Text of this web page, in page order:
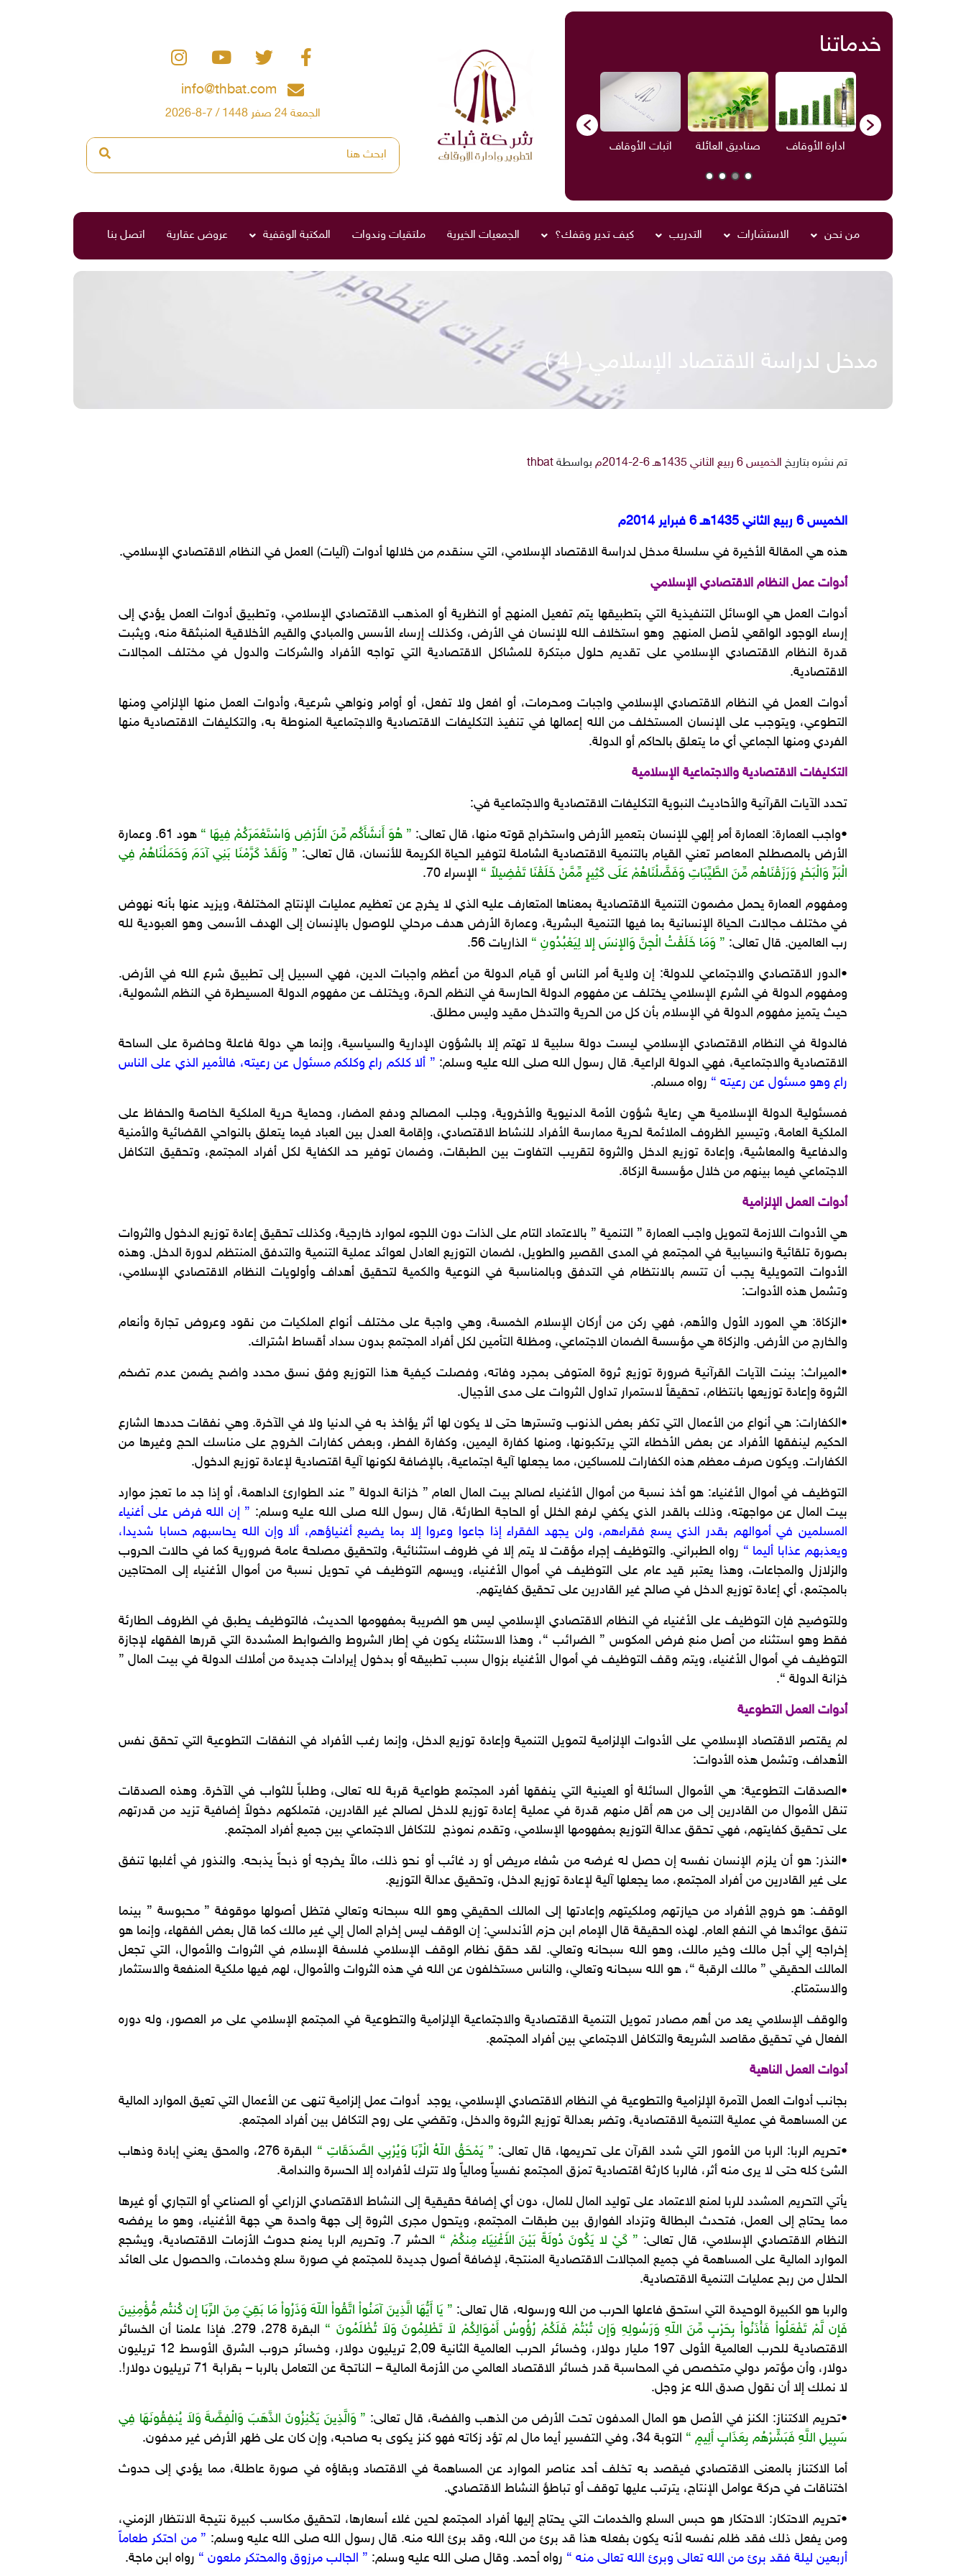
خدماتنا
ادارة الأوقاف صناديق العائلة اثبات الأوقاف الاستشارات ادارة الأوقاف صناديق العائلة
info@thbat.com
الجمعة 24 صفر 1448 / 7-8-2026
من نحن الاستشارات التدريب كيف تدير وقفك؟ الجمعيات الخيرية ملتقيات وندوات المكتبة الوقفية عروض عقارية اتصل بنا
مدخل لدراسة الاقتصاد الإسلامي ( 4 )
تم نشره بتاريخ الخميس 6 ربيع الثاني 1435هـ 6-2-2014م بواسطة thbat
الخميس 6 ربيع الثاني 1435هـ 6 فبراير 2014م
هذه هي المقالة الأخيرة في سلسلة مدخل لدراسة الاقتصاد الإسلامي، التي سنقدم من خلالها أدوات (آليات) العمل في النظام الاقتصادي الإسلامي.
أدوات عمل النظام الاقتصادي الإسلامي
أدوات العمل هي الوسائل التنفيذية التي بتطبيقها يتم تفعيل المنهج أو النظرية أو المذهب الاقتصادي الإسلامي، وتطبيق أدوات العمل يؤدي إلى
إرساء الوجود الواقعي لأصل المنهج وهو استخلاف الله للإنسان في الأرض، وكذلك إرساء الأسس والمبادي والقيم الأخلاقية المنبثقة منه، ويثبت
قدرة النظام الاقتصادي الإسلامي على تقديم حلول مبتكرة للمشاكل الاقتصادية التي تواجه الأفراد والشركات والدول في مختلف المجالات
الاقتصادية.
أدوات العمل في النظام الاقتصادي الإسلامي واجبات ومحرمات، أو افعل ولا تفعل، أو أوامر ونواهي شرعية، وأدوات العمل منها الإلزامي ومنها
التطوعي، ويتوجب على الإنسان المستخلف من الله إعمالها في تنفيذ التكليفات الاقتصادية والاجتماعية المنوطة به، والتكليفات الاقتصادية منها
الفردي ومنها الجماعي أي ما يتعلق بالحاكم أو الدولة.
التكليفات الاقتصادية والاجتماعية الإسلامية
تحدد الآيات القرآنية والأحاديث النبوية التكليفات الاقتصادية والاجتماعية في:
•واجب العمارة: العمارة أمر إلهي للإنسان بتعمير الأرض واستخراج قوته منها، قال تعالى: ” هُوَ أَنشَأَكُم مِّنَ الأَرْضِ وَاسْتَعْمَرَكُمْ فِيهَا “
هود 61. وعمارة
الأرض بالمصطلح المعاصر تعني القيام بالتنمية الاقتصادية الشاملة لتوفير الحياة الكريمة للأنسان، قال تعالى: ” وَلَقَدْ كَرَّمْنَا بَنِي آدَمَ وَحَمَلْنَاهُمْ فِي
الْبَرِّ وَالْبَحْرِ وَرَزَقْنَاهُم مِّنَ الطَّيِّبَاتِ وَفَضَّلْنَاهُمْ عَلَى كَثِيرٍ مِّمَّنْ خَلَقْنَا تَفْضِيلاً “ الإسراء 70.
ومفهوم العمارة يحمل مضمون التنمية الاقتصادية بمعناها المتعارف عليه الذي لا يخرج عن تعظيم عمليات الإنتاج المختلفة، ويزيد عنها بأنه نهوض
في مختلف مجالات الحياة الإنسانية بما فيها التنمية البشرية، وعمارة الأرض هدف مرحلي للوصول بالإنسان إلى الهدف الأسمى وهو العبودية لله
رب العالمين. قال تعالى: ” وَمَا خَلَقْتُ الْجِنَّ وَالإِنسَ إِلا لِيَعْبُدُونِ “ الذاريات 56.
•الدور الاقتصادي والاجتماعي للدولة: إن ولاية أمر الناس أو قيام الدولة من أعظم واجبات الدين، فهي السبيل إلى تطبيق شرع الله في الأرض.
ومفهوم الدولة في الشرع الإسلامي يختلف عن مفهوم الدولة الحارسة في النظم الحرة، ويختلف عن مفهوم الدولة المسيطرة في النظم الشمولية،
حيث يتميز مفهوم الدولة في الإسلام بأن كل من الحرية والتدخل مقيد وليس مطلق.
فالدولة في النظام الاقتصادي الإسلامي ليست دولة سلبية لا تهتم إلا بالشؤون الإدارية والسياسية، وإنما هي دولة فاعلة وحاضرة على الساحة
الاقتصادية والاجتماعية، فهي الدولة الراعية. قال رسول الله صلى الله عليه وسلم: ” ألا كلكم راع وكلكم مسئول عن رعيته، فالأمير الذي على الناس
راع وهو مسئول عن رعيته “ رواه مسلم.
فمسئولية الدولة الإسلامية هي رعاية شؤون الأمة الدنيوية والأخروية، وجلب المصالح ودفع المضار، وحماية حرية الملكية الخاصة والحفاظ على
الملكية العامة، وتيسير الظروف الملائمة لحرية ممارسة الأفراد للنشاط الاقتصادي، وإقامة العدل بين العباد فيما يتعلق بالنواحي القضائية والأمنية
والدفاعية والمعاشية، وإعادة توزيع الدخل والثروة لتقريب التفاوت بين الطبقات، وضمان توفير حد الكفاية لكل أفراد المجتمع، وتحقيق التكافل
الاجتماعي فيما بينهم من خلال مؤسسة الزكاة.
أدوات العمل الإلزامية
هي الأدوات اللازمة لتمويل واجب العمارة ” التنمية ” بالاعتماد التام على الذات دون اللجوء لموارد خارجية، وكذلك تحقيق إعادة توزيع الدخول والثروات
بصورة تلقائية وانسيابية في المجتمع في المدى القصير والطويل، لضمان التوزيع العادل لعوائد عملية التنمية والتدفق المنتظم لدورة الدخل. وهذه
الأدوات التمويلية يجب أن تتسم بالانتظام في التدفق وبالمناسبة في النوعية والكمية لتحقيق أهداف وأولويات النظام الاقتصادي الإسلامي،
وتشمل هذه الأدوات:
•الزكاة: هي المورد الأول والأهم، فهي ركن من أركان الإسلام الخمسة، وهي واجبة على مختلف أنواع الملكيات من نقود وعروض تجارة وأنعام
والخارج من الأرض. والزكاة هي مؤسسة الضمان الاجتماعي، ومظلة التأمين لكل أفراد المجتمع بدون سداد أقساط اشتراك.
•الميراث: بينت الآيات القرآنية ضرورة توزيع ثروة المتوفى بمجرد وفاته، وفصلت كيفية هذا التوزيع وفق نسق محدد واضح يضمن عدم تضخم
الثروة وإعادة توزيعها بانتظام، تحقيقاً لاستمرار تداول الثروات على مدى الأجيال.
•الكفارات: هي أنواع من الأعمال التي تكفر بعض الذنوب وتسترها حتى لا يكون لها أثر يؤاخذ به في الدنيا ولا في الآخرة. وهي نفقات حددها الشارع
الحكيم لينفقها الأفراد عن بعض الأخطاء التي يرتكبونها، ومنها كفارة اليمين، وكفارة الفطر، وبعض كفارات الخروج على مناسك الحج وغيرها من
الكفارات. ويكون صرف معظم هذه الكفارات للمساكين، مما يجعلها آلية اجتماعية، بالإضافة لكونها آلية اقتصادية لإعادة توزيع الدخول.
التوظيف في أموال الأغنياء: هو أخذ نسبة من أموال الأغنياء لصالح بيت المال العام ” خزانة الدولة ” عند الطوارئ الداهمة، أو إذا جد ما تعجز موارد
بيت المال عن مواجهته، وذلك بالقدر الذي يكفي لرفع الخلل أو الحاجة الطارئة، قال رسول الله صلى الله عليه وسلم: ” إن الله فرض على أغنياء
المسلمين في أموالهم بقدر الذي يسع فقراءهم، ولن يجهد الفقراء إذا جاعوا وعروا إلا بما يضيع أغنياؤهم، ألا وإن الله يحاسبهم حسابا شديدا،
ويعذبهم عذابا أليما “ رواه الطبراني. والتوظيف إجراء مؤقت لا يتم إلا في ظروف استثنائية، ولتحقيق مصلحة عامة ضرورية كما في حالات الحروب
والزلازل والمجاعات، وهذا يعتبر قيد عام على التوظيف في أموال الأغنياء، ويسهم التوظيف في تحويل نسبة من أموال الأغنياء إلى المحتاجين
بالمجتمع، أي إعادة توزيع الدخل في صالح غير القادرين على تحقيق كفايتهم.
وللتوضيح فإن التوظيف على الأغنياء في النظام الاقتصادي الإسلامي ليس هو الضريبة بمفهومها الحديث، فالتوظيف يطبق في الظروف الطارئة
فقط وهو استثناء من أصل منع فرض المكوس ” الضرائب “، وهذا الاستثناء يكون في إطار الشروط والضوابط المشددة التي قررها الفقهاء لإجازة
التوظيف في أموال الأغنياء، ويتم وقف التوظيف في أموال الأغنياء بزوال سبب تطبيقه أو بدخول إيرادات جديدة من أملاك الدولة في بيت المال ”
خزانة الدولة “.
أدوات العمل التطوعية
لم يقتصر الاقتصاد الإسلامي على الأدوات الإلزامية لتمويل التنمية وإعادة توزيع الدخل، وإنما رغب الأفراد في النفقات التطوعية التي تحقق نفس
الأهداف، وتشمل هذه الأدوات:
•الصدقات التطوعية: هي الأموال السائلة أو العينية التي ينفقها أفرد المجتمع طواعية قربة لله تعالى، وطلباً للثواب في الآخرة. وهذه الصدقات
تنقل الأموال من القادرين إلى من هم أقل منهم قدرة في عملية إعادة توزيع للدخل لصالح غير القادرين، فتملكهم دخولاً إضافية تزيد من قدرتهم
على تحقيق كفايتهم، فهي تحقق عدالة التوزيع بمفهومها الإسلامي، وتقدم نموذج للتكافل الاجتماعي بين جميع أفراد المجتمع.
•النذر: هو أن يلزم الإنسان نفسه إن حصل له غرضه من شفاء مريض أو رد غائب أو نحو ذلك، مالاً يخرجه أو ذبحاً يذبحه. والنذور في أغلبها تنفق
على غير القادرين من أفراد المجتمع، مما يجعلها آلية لإعادة توزيع الدخل، وتحقيق عدالة التوزيع.
الوقف: هو خروج الأفراد من حيازتهم وملكيتهم وإعادتها إلى المالك الحقيقي وهو الله سبحانه وتعالي فتظل أصولها موقوفة ” محبوسة ” بينما
تنفق عوائدها في النفع العام. لهذه الحقيقة قال الإمام ابن حزم الأندلسي: إن الوقف ليس إخراج المال إلي غير مالك كما قال بعض الفقهاء، وإنما هو
إخراجه إلي أجل مالك وخير مالك، وهو الله سبحانه وتعالي. لقد حقق نظام الوقف الإسلامي فلسفة الإسلام في الثروات والأموال، التي تجعل
المالك الحقيقي ” مالك الرقبة “، هو الله سبحانه وتعالي، والناس مستخلفون عن الله في هذه الثروات والأموال، لهم فيها ملكية المنفعة والاستثمار
والاستمتاع.
والوقف الإسلامي يعد من أهم مصادر تمويل التنمية الاقتصادية والاجتماعية الإلزامية والتطوعية في المجتمع الإسلامي على مر العصور، وله دوره
الفعال في تحقيق مقاصد الشريعة والتكافل الاجتماعي بين أفراد المجتمع.
أدوات العمل الناهية
بجانب أدوات العمل الآمرة الإلزامية والتطوعية في النظام الاقتصادي الإسلامي، يوجد أدوات عمل إلزامية تنهى عن الأعمال التي تعيق الموارد المالية
عن المساهمة في عملية التنمية الاقتصادية، وتضر بعدالة توزيع الثروة والدخل، وتقضي على روح التكافل بين أفراد المجتمع.
•تحريم الربا: الربا من الأمور التي شدد القرآن على تحريمها، قال تعالى: ” يَمْحَقُ اللّهُ الْرِّبَا وَيُرْبِي الصَّدَقَاتِ “
البقرة 276، والمحق يعني إبادة وذهاب
الشئ كله حتى لا يرى منه أثر، فالربا كارثة اقتصادية تمزق المجتمع نفسياً ومالياً ولا تترك لأفراده إلا الحسرة والندامة.
يأتي التحريم المشدد للربا لمنع الاعتماد على توليد المال للمال، دون أي إضافة حقيقية إلى النشاط الاقتصادي الزراعي أو الصناعي أو التجاري أو غيرها
مما يحتاج إلى العمل، فتحدث البطالة وتزداد الفوارق بين طبقات المجتمع، ويتحول مجرى الثروة إلى جهة واحدة هي جهة الأغنياء، وهو ما يرفضه
النظام الاقتصادي الإسلامي، قال تعالى: ” كَيْ لا يَكُونَ دُولَةً بَيْنَ الأَغْنِيَاء مِنكُمْ “
الحشر 7. وتحريم الربا يمنع حدوث الأزمات الاقتصادية، ويشجع
الموارد المالية على المساهمة في جميع المجالات الاقتصادية المنتجة، لإضافة أصول جديدة للمجتمع في صورة سلع وخدمات، والحصول على العائد
الحلال من ربح عمليات التنمية الاقتصادية.
والربا هو الكبيرة الوحيدة التي استحق فاعلها الحرب من الله ورسوله، قال تعالى: ” يَا أَيُّهَا الَّذِينَ آمَنُواْ اتَّقُواْ اللّهَ وَذَرُواْ مَا بَقِيَ مِنَ الرِّبَا إِن كُنتُم مُّؤْمِنِينَ
فَإِن لَّمْ تَفْعَلُواْ فَأْذَنُواْ بِحَرْبٍ مِّنَ اللّهِ وَرَسُولِهِ وَإِن تُبْتُمْ فَلَكُمْ رُؤُوسُ أَمْوَالِكُمْ لاَ تَظْلِمُونَ وَلاَ تُظْلَمُونَ “
البقرة 278، 279. فإذا علمنا أن الخسائر
الاقتصادية للحرب العالمية الأولى 197 مليار دولار، وخسائر الحرب العالمية الثانية 2,09 تريليون دولار، وخسائر حروب الشرق الأوسط 12 تريليون
دولار، وأن مؤتمر دولي متخصص في المحاسبة قدر خسائر الاقتصاد العالمي من الأزمة المالية – الناتجة عن التعامل بالربا – بقرابة 71 تريليون دولار!.
لا نملك إلا أن نقول صدق الله عز وجل.
•تحريم الاكتناز: الكنز في الأصل هو المال المدفون تحت الأرض من الذهب والفضة، قال تعالى: ” وَالَّذِينَ يَكْنِزُونَ الذَّهَبَ وَالْفِضَّةَ وَلاَ يُنفِقُونَهَا فِي
سَبِيلِ اللَّهِ فَبَشِّرْهُم بِعَذَابٍ أَلِيمٍ “ التوبة 34، وفي التفسير أيما مال لم تؤد زكاته فهو كنز يكوى به صاحبه، وإن كان على ظهر الأرض غير مدفون.
أما الاكتناز بالمعنى الاقتصادي فيقصد به تخلف أحد عناصر الموارد عن المساهمة في الاقتصاد وبقاؤه في صورة عاطلة، مما يؤدي إلى حدوث
اختناقات في حركة عوامل الإنتاج، يترتب عليها توقف أو تباطؤ النشاط الاقتصادي.
•تحريم الاحتكار: الاحتكار هو حبس السلع والخدمات التي يحتاج إليها أفراد المجتمع لحين غلاء أسعارها، لتحقيق مكاسب كبيرة نتيجة الانتظار الزمني،
ومن يفعل ذلك فقد ظلم نفسه لأنه يكون بفعله هذا قد برئ من الله، وقد برئ الله منه. قال رسول الله صلى الله عليه وسلم: ” من احتكر طعاماً
أربعين ليلة فقد برئ من الله تعالى وبرئ الله تعالى منه “ رواه أحمد. وقال صلى الله عليه وسلم: ” الجالب مرزوق والمحتكر ملعون “ رواه ابن ماجة.